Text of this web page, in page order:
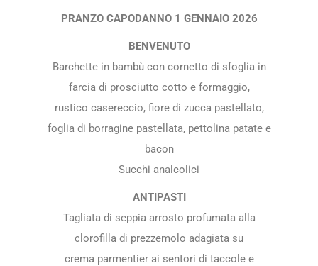
PRANZO CAPODANNO 1 GENNAIO 2026
BENVENUTO
Barchette in bambù con cornetto di sfoglia in
farcia di prosciutto cotto e formaggio,
rustico casereccio, fiore di zucca pastellato,
foglia di borragine pastellata, pettolina patate e
bacon
Succhi analcolici
ANTIPASTI
Tagliata di seppia arrosto profumata alla
clorofilla di prezzemolo adagiata su
crema parmentier ai sentori di taccole e